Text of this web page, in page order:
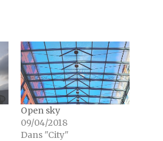
Open sky
09/04/2018
Dans "City"